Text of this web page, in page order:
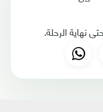
نهاية الرحلة.